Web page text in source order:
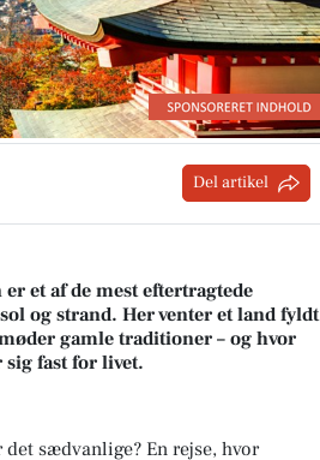
Del artikel
et af de mest eftertragtede
og strand. Her venter et land fyldt
gamle traditioner – og hvor
fast for livet.
sædvanlige? En rejse, hvor